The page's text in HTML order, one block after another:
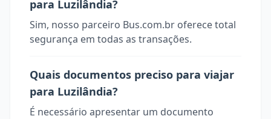
para Luzilândia?
Sim, nosso parceiro Bus.com.br oferece total
segurança em todas as transações.
Quais documentos preciso para viajar
para Luzilândia?
É necessário apresentar um documento